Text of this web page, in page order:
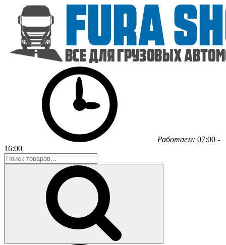
Работаем: 07:00 -
16:00